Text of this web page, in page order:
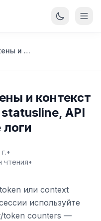
Как проверить токены и контекст Codex: CLI /status, statusline, API usage и локальные логи
и контекст
API
•
чтения•
или context
используйте
token counters —